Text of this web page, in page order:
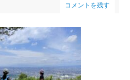
コメントを残す